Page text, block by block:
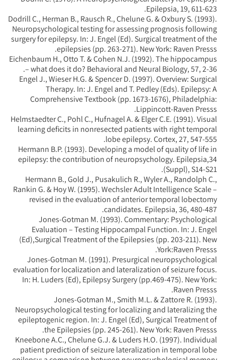
Epilepsia, 19, 611-623.
Dodrill C., Herman B., Rausch R., Chelune G. & Oxbury S. (1993).
Neuropsychological testing for assessing prognosis following
surgery for epilepsy. In: J. Engel (Ed). Surgical treatment of the
epilepsies (pp. 263-271). New York: Raven Presss.
Eichenbaum H., Otto T. & Cohen N.J. (1992). The hippocampus
– what does it do? Behavioral and Neural Biology, 57, 2-36.
Engel J., Wieser H.G. & Spencer D. (1997). Overview: Surgical
Therapy. In: J. Engel and T. Pedley (Eds). Epilepsy: A
Comprehensive Textbook (pp. 1673-1676), Philadelphia:
Lippincott-Raven Presss.
Helmstaedter C., Pohl C., Hufnagel A. & Elger C.E. (1991). Visual
learning deficits in nonresected patients with right temporal
lobe epilepsy. Cortex, 27, 547-555.
Hermann B.P. (1993). Developing a model of quality of life in
epilepsy: the contribution of neuropsychology. Epilepsia,34
(Suppl), S14-S21.
Hermann B., Gold J., Pusakulich R., Wyler A., Randolph C.,
Rankin G. & Hoy W. (1995). Wechsler Adult Intelligence Scale –
revised in the evaluation of anterior temporal lobectomy
candidates. Epilepsia, 36, 480-487.
Jones-Gotman M. (1993). Commentary: Psychological
Evaluation – Testing Hippocampal Function. In: J. Engel
(Ed),Surgical Treatment of the Epilepsies (pp. 203-211). New
York:Raven Presss.
Jones-Gotman M. (1991). Presurgical neuropsychological
evaluation for localization and lateralization of seizure focus.
In: H. Luders (Ed), Epilepsy Surgery (pp.469-475). New York:
Raven Presss.
Jones-Gotman M., Smith M.L. & Zattore R. (1993).
Neuropsychological testing for localizing and lateralizing the
epileptogenic region. In: J. Engel (Ed), Surgical Treatment of
the Epilepsies (pp. 245-261). New York: Raven Presss.
Kneebone A.C., Chelune G.J. & Luders H.O. (1997). Individual
patient prediction of seizure lateralization in temporal lobe